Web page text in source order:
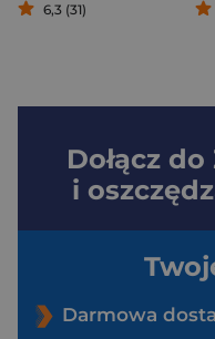
6,3 (31)
Dołącz do
i
Darmowa